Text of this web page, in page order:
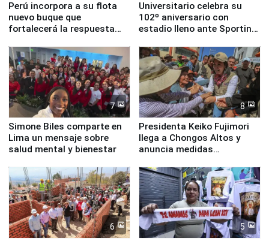
Perú incorpora a su flota
nuevo buque que
fortalecerá la respuesta
Universitario celebra su
102º aniversario con
estadio lleno ante Sporting
7
Simone Biles comparte en
Lima un mensaje sobre
salud mental y bienestar
8
Presidenta Keiko Fujimori
llega a Chongos Altos y
anuncia medidas
educación, salud y empleo
6 5